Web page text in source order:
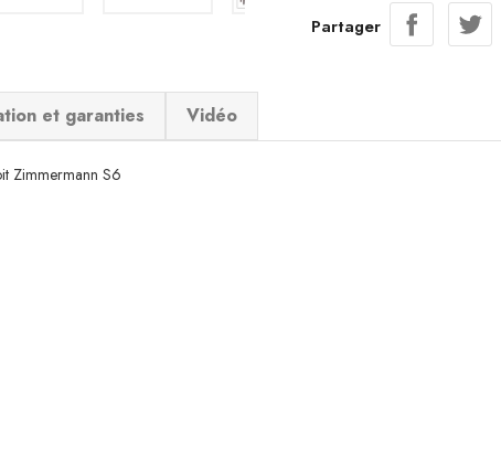
Partager
et garanties Vidéo
Zimmermann S6